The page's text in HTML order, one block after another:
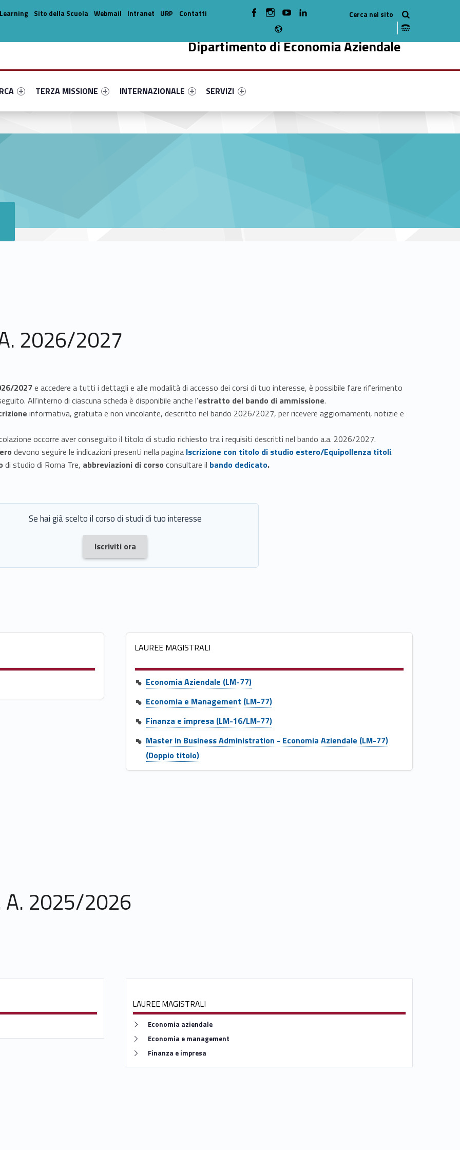
Dipartimento di Economia Aziendale
primary-29764-14
#link-menu-primary-69877-33
Link identifier #link-menu-primary-17592-44
TERZA MISSIONE
Link identifier #link-menu-primary-66654-49
INTERNAZIONALE
Link identifier #link-menu-primary-68576-59
SERVIZI
Sito della Scuola Webmail Intranet URP
Contatti
WebMan on Facebook
WebMan on Instagram
WebMan on Youtube
2026/2027
2027e accedere a tutti i dettagli e alle modalità di accesso dei corsi di tuo interesse, è possibile fare riferimento
All’interno di ciascuna scheda è disponibile anche l'estratto del bando di ammissione.
informativa, gratuita e non vincolante, descritto nel bando 2026/2027, per ricevere aggiornamenti, notizie e
occorre aver conseguito il titolo di studio richiesto tra i requisiti descritti nel bando a.a. 2026/2027.
devono seguire le indicazioni presenti nella pagina Iscrizione con titolo di studio estero/Equipollenza titoli.
di studio di Roma Tre, abbreviazioni di corso consultare il bando dedicato.
Se hai già scelto il corso di studi di tuo interesse
Link identifier #identifier__112577-1
Iscriviti ora
LAUREE MAGISTRALI
Economia Aziendale (LM-77)
Economia e Management (LM-77)
Finanza e impresa (LM-16/LM-77)
Link identifier #identifier__35009-2
Master in Business Administration - Economia Aziendale (LM-77)
(Doppio titolo)
2025/2026
LAUREE MAGISTRALI
Link identifier #identifier__47556-4
Economia aziendale
Link identifier #identifier__70932-5
Economia e management
Link identifier #identifier__126955-6
Finanza e impresa